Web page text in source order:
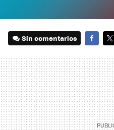
Sin comentarios